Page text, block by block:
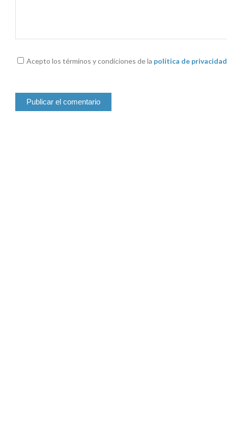
Acepto los términos y condiciones de la política de privacidad